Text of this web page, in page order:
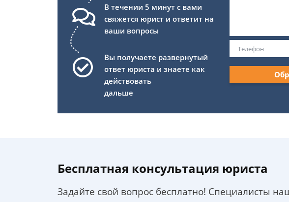
В течении 5 минут с вами
свяжется юрист и ответит на
ваши вопросы
Вы получаете развернутый
ответ юриста и знаете как
действовать
дальше
Бесплатная консультация юриста
Задайте свой вопрос бесплатно! Специалисты